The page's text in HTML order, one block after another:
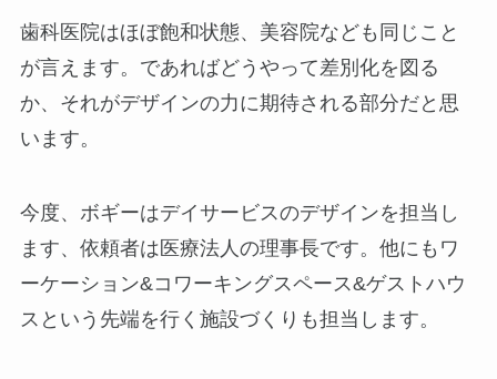
歯科医院はほぼ飽和状態、美容院なども同じこと
が言えます。であればどうやって差別化を図る
か、それがデザインの力に期待される部分だと思
います。
今度、ボギーはデイサービスのデザインを担当し
ます、依頼者は医療法人の理事長です。他にもワ
ーケーション&コワーキングスペース&ゲストハウ
スという先端を行く施設づくりも担当します。